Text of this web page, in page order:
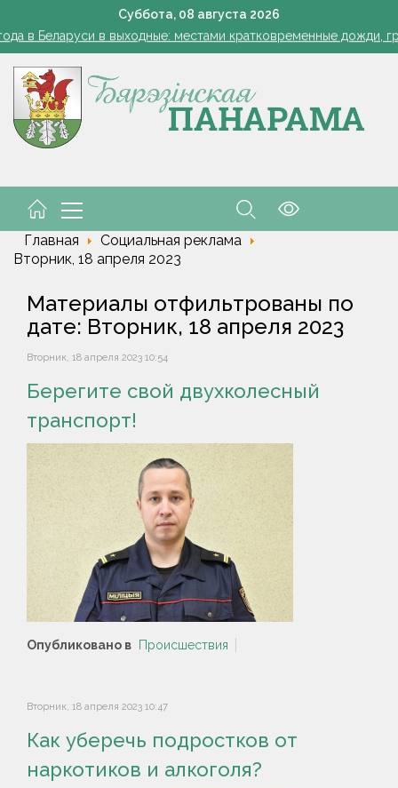
Суббота, 08 августа 2026
Одна ночь - и грядки чистые: ловушка для слизней из
в Беларуси в выходные: местами кратковременные дожди,
рыцарский турнир. В Малорите проведут фестиваль "Са
школьники завоевали серебро и бронзу на
Одна ночь - и грядки чистые: ловушка для слизней из яичных
рыцарский турнир. В Малорите проведут фестиваль "Са
Главная
Социальная реклама
Вторник, 18 апреля 2023
Материалы отфильтрованы по
дате: Вторник, 18 апреля 2023
Вторник, 18 апреля 2023 10:54
Берегите свой двухколесный
транспорт!
Опубликовано в Происшествия
Вторник, 18 апреля 2023 10:47
Как уберечь подростков от
наркотиков и алкоголя?